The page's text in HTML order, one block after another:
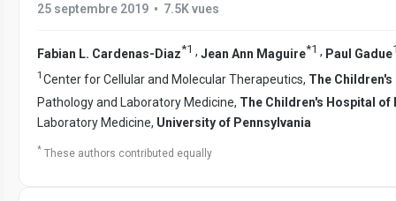
25 septembre 2019 • 7.5K vues
Fabian L. Cardenas-Diaz*1 , Jean Ann Maguire*1 , Paul Gadue
1 Center for Cellular and Molecular Therapeutics, The
Pathology and Laboratory Medicine, The Children's Hospital of
Laboratory Medicine, University of Pennsylvania
* These authors contributed equally